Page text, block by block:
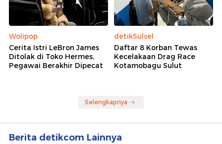
Wolipop
Cerita Istri LeBron James
Ditolak di Toko Hermes,
Pegawai Berakhir Dipecat
detikSulsel
Daftar 8 Korban Tewas
Kecelakaan Drag Race
Kotamobagu Sulut
Selengkapnya
Berita detikcom Lainnya